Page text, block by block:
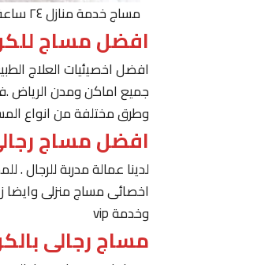
مساج خدمة منازل ٢٤ ساعة الكويت
افضل مساج
افضل اخصيئيات العلاج
جميع اماكن ومدن الرياض
وطرق مختلفة من انواع
افضل مساج
لدينا عمالة مدربة للرجال
اخصائى مساج منزلى وايضا
وخدمة vip
مساج رجالى بالكويت